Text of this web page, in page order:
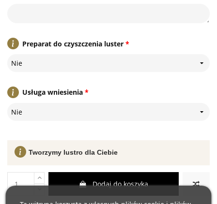
*
Preparat do czyszczenia luster
Nie
*
Usługa wniesienia
Nie
Dodaj do koszyka
Tworzymy lustro dla Ciebie